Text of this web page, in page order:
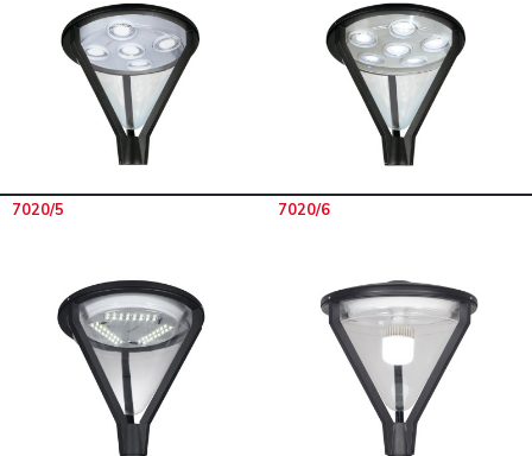
7020/5 7020/6